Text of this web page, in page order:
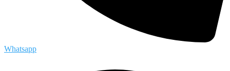
Whatsapp